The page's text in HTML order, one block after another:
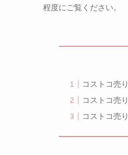
程度にご覧ください。
コストコ売
コストコ売
コストコ売